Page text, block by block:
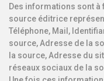
Des informations sont
source éditrice
Téléphone, Mail,
source, Adresse de la
la source, Adresse du
réseaux sociaux de la